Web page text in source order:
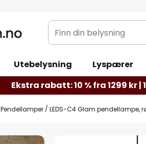
Finn
din
Utebelysning Lyspærer
Ekstra rabatt: 10 % fra 1299 kr |
Pendellamper LEDS-C4 Glam pendellampe,